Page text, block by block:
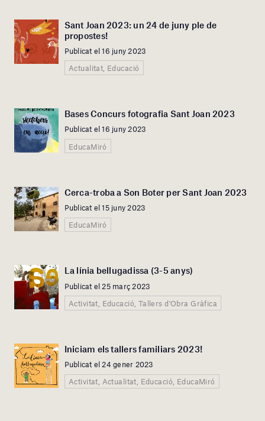
Sant Joan 2023: un 24 de juny ple de
propostes!
Publicat el 16 juny 2023
Actualitat, Educació
Bases Concurs fotografia Sant Joan 2023
Publicat el 16 juny 2023
EducaMiró
Cerca-troba a Son Boter per Sant Joan 2023
Publicat el 15 juny 2023
EducaMiró
La línia bellugadissa (3-5 anys)
Publicat el 25 març 2023
Activitat, Educació, Tallers d'Obra Gràfica
Iniciam els tallers familiars 2023!
Publicat el 24 gener 2023
Activitat, Actualitat, Educació, EducaMiró